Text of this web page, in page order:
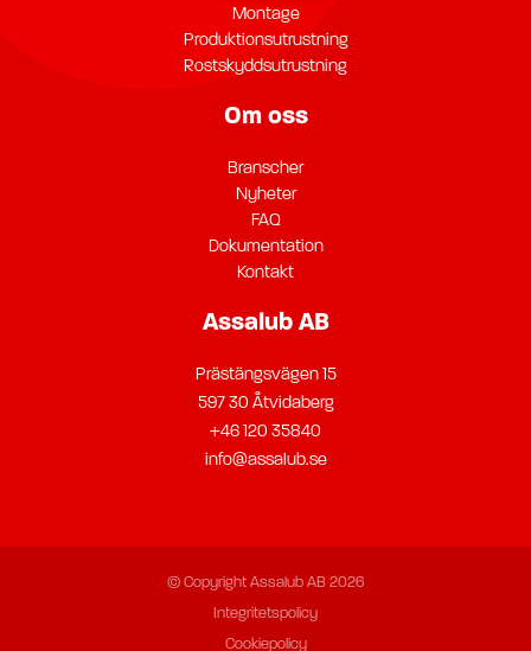
Montage
Produktionsutrustning
Rostskyddsutrustning
Om oss
Branscher
Nyheter
FAQ
Dokumentation
Kontakt
Assalub AB
Prästängsvägen 15
597 30 Åtvidaberg
+46 120 35840
info@assalub.se
© Copyright Assalub AB 2026
Integritetspolicy
Cookiepolicy